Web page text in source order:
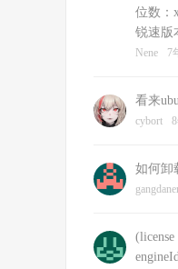
位数：
锐速版
Nene 7
看来
cybort
如何卸